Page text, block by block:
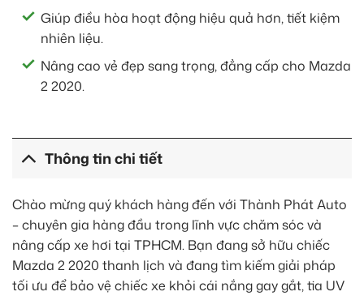
Giúp điều hòa hoạt động hiệu quả hơn, tiết kiệm
nhiên liệu.
Nâng cao vẻ đẹp sang trọng, đẳng cấp cho Mazda
2 2020.
Thông tin chi tiết
Chào mừng quý khách hàng đến với Thành Phát Auto
– chuyên gia hàng đầu trong lĩnh vực chăm sóc và
nâng cấp xe hơi tại TPHCM. Bạn đang sở hữu chiếc
Mazda 2 2020 thanh lịch và đang tìm kiếm giải pháp
tối ưu để bảo vệ chiếc xe khỏi cái nắng gay gắt, tia UV